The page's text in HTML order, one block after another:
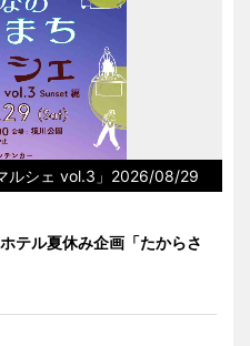
ルシェ vol.3」2026/08/29
テル夏休み企画「たからさ